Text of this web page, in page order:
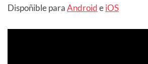
Dispoñible paraAndroideiOS